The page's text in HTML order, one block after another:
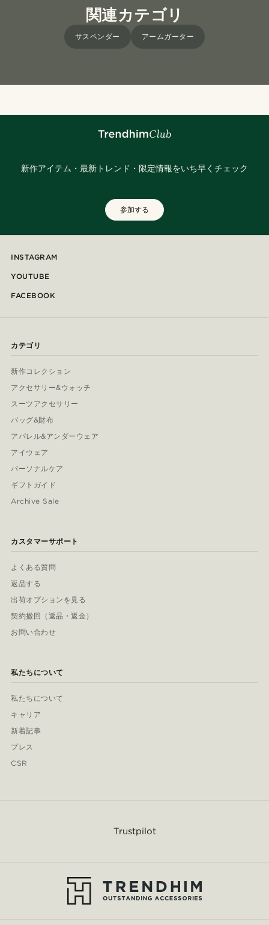
関連カテゴリ
サスペンダー アームガーター
新作アイテム・最新トレンド・限定情報をいち早くチェック
参加する
INSTAGRAM
YOUTUBE
FACEBOOK
カテゴリ
新作コレクション
アクセサリー&ウォッチ
スーツアクセサリー
バッグ&財布
アパレル&アンダーウェア
アイウェア
パーソナルケア
ギフトガイド
Archive Sale
カスタマーサポート
よくある質問
返品する
出荷オプションを見る
契約撤回（返品・返金）
お問い合わせ
私たちについて
私たちについて
キャリア
新着記事
プレス
CSR
Trustpilot